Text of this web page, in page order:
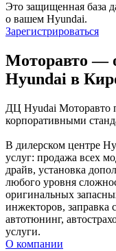
Это защищенная база
о вашем Hyundai.
Зарегистрироваться
Моторавто —
Hyundai в
ДЦ Hyudai Моторавто
корпоративными
В дилерском центре
услуг: продажа всех
драйв, установка
любого уровня
оригинальных
инжекторов, заправка
автотюнинг,
услуги.
О компании